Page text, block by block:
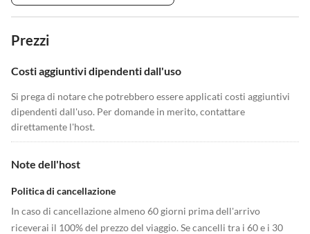
Prezzi
Costi aggiuntivi dipendenti dall'uso
Si prega di notare che potrebbero essere applicati costi aggiuntivi
dipendenti dall'uso. Per domande in merito, contattare
direttamente l'host.
Note dell'host
Politica di cancellazione
In caso di cancellazione almeno 60 giorni prima dell'arrivo
riceverai il 100% del prezzo del viaggio. Se cancelli tra i 60 e i 30